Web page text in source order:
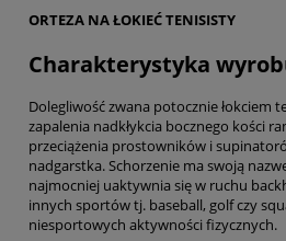
ORTEZA NA ŁOKIEĆ TENISISTY
Charakterystyka
Dolegliwość zwana potocznie łokciem
zapalenia nadkłykcia bocznego kości
przeciążenia prostowników i
nadgarstka. Schorzenie ma swoją
najmocniej uaktywnia się w ruchu
innych sportów tj. baseball, golf czy
niesportowych aktywności fizycznych.